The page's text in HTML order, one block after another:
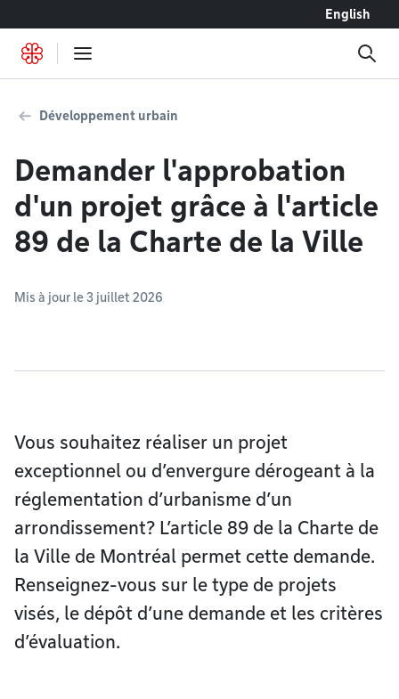
English
Développement urbain
Demander l'approbation
d'un projet grâce à l'article
89 de la Charte de la Ville
Mis à jour le 3 juillet 2026
Vous souhaitez réaliser un projet
exceptionnel ou d’envergure dérogeant à la
réglementation d’urbanisme d’un
arrondissement? L’article 89 de la Charte de
la Ville de Montréal permet cette demande.
Renseignez-vous sur le type de projets
visés, le dépôt d’une demande et les critères
d’évaluation.